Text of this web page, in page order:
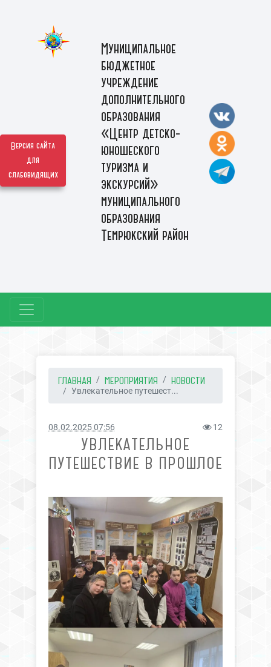
Версия сайта
для
слабовидящих
Муниципальное
бюджетное
учреждение
дополнительного
образования
«Центр детско-
юношеского
туризма и
экскурсий»
муниципального
образования
Темрюкский район
ГЛАВНАЯ МЕРОПРИЯТИЯ НОВОСТИ
Увлекательное путешест...
08.02.2025 07:56 12
УВЛЕКАТЕЛЬНОЕ
ПУТЕШЕСТВИЕ В ПРОШЛОЕ